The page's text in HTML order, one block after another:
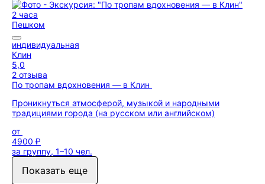
2 часа
Пешком
индивидуальная
Клин
5,0
2 отзыва
По тропам вдохновения — в Клин
Проникнуться атмосферой, музыкой и народными
традициями города (на русском или английском)
от
4900 ₽
за группу, 1–10 чел.
Показать еще